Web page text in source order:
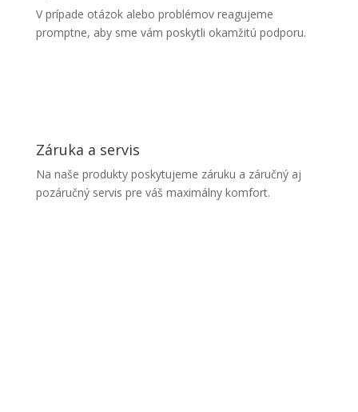
V prípade otázok alebo problémov reagujeme
promptne, aby sme vám poskytli okamžitú podporu.
Záruka a servis
Na naše produkty poskytujeme záruku a záručný aj
pozáručný servis pre váš maximálny komfort.